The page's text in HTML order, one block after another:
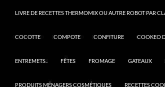
LIVRE DE RECETTES THERMOMIX OU AUTRE ROBOT PAR
COCOTTE COMPOTE CONFITURE COOKEO
ENTREMETS.. FÊTES FROMAGE GATEAUX
PRODUITS MÉNAGERS COSMÉTIQUES RECETTES